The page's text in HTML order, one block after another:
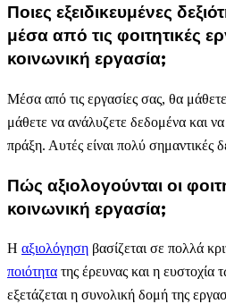
Ποιες εξειδικευμένες
μέσα από τις φοιτητικές
κοινωνική εργασία;
Μέσα από τις εργασίες σας, θα
μάθετε να ανάλυζετε δεδομένα και
πράξη. Αυτές είναι πολύ σημαντικές
Πώς αξιολογούνται οι
κοινωνική εργασία;
Η αξιολόγηση βασίζεται σε πολλά
ποιότητα της έρευνας και η ευστοχία
εξετάζεται η συνολική δομή της